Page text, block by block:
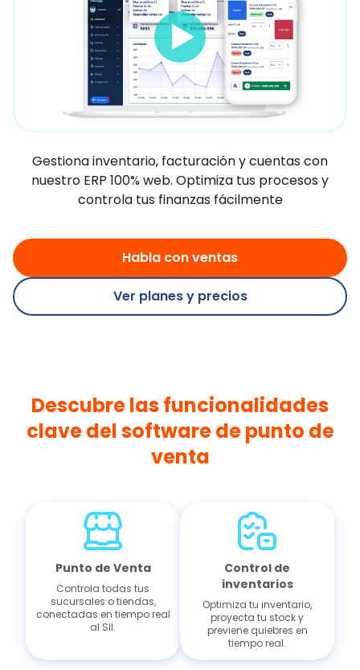
Gestiona inventario, facturación y cuentas con
nuestro ERP 100% web. Optimiza tus procesos y
controla tus finanzas fácilmente
Habla con ventas
Ver planes y precios
Descubre las funcionalidades
clave del software de punto de
venta
Punto de Venta
Controla todas tus
sucursales o tiendas,
conectadas en tiempo real
al SII.
Control de
inventarios
Optimiza tu inventario,
proyecta tu stock y
previene quiebres en
tiempo real.